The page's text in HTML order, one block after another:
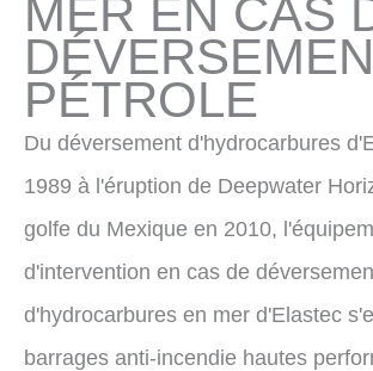
MER EN CAS
PÉTROLE
Du déversement d'hydrocarbures
1989 à l'éruption de Deepwater
golfe du Mexique en 2010,
d'intervention en cas de
d'hydrocarbures en mer d'Elastec
barrages anti-incendie hautes